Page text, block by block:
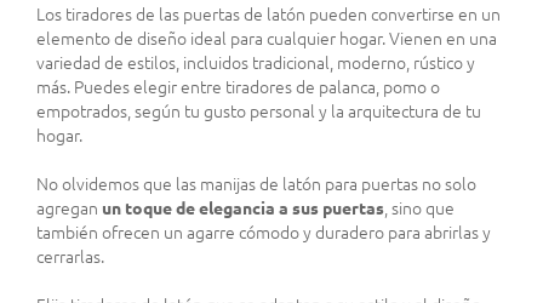
Los tiradores de las puertas de latón pueden convertirse en un
elemento de diseño ideal para cualquier hogar. Vienen en una
variedad de estilos, incluidos tradicional, moderno, rústico y
más. Puedes elegir entre tiradores de palanca, pomo o
empotrados, según tu gusto personal y la arquitectura de tu
hogar.
No olvidemos que las manijas de latón para puertas no solo
agregan un toque de elegancia a sus puertas, sino que
también ofrecen un agarre cómodo y duradero para abrirlas y
cerrarlas.